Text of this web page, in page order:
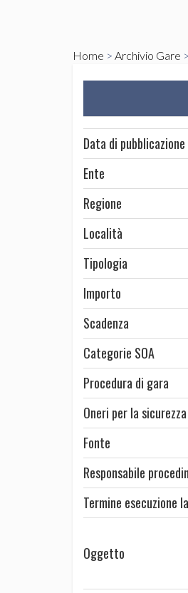
Home > Archivio Gare >
Data di pubblicazione
Ente
Regione
Località
Tipologia
Importo
Scadenza
Categorie SOA
Procedura di gara
Oneri per la sicurezza
Fonte
Responsabile
Termine esecuzione
Oggetto